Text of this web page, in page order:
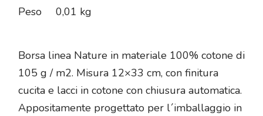
Peso
0,01 kg
Borsa linea Nature in materiale 100% cotone di
105 g / m2. Misura 12×33 cm, con finitura
cucita e lacci in cotone con chiusura automatica.
Appositamente progettato per l´imballaggio in